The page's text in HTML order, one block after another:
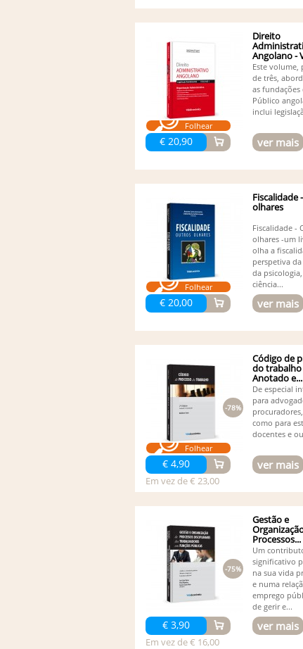
Folhear
€ 20,90
Direito
Angolano -
Organ....
Este volume,
de três,
as
Público
inclui
ver mais
Folhear
€ 20,00
Fiscalidade
olhares
Fiscalidade -
olhares -um
olha a
perspetiva
da
ciência...
ver mais
Folhear
€ 4,90
Em vez de € 23,00
-78%
Código de
do trabalho
Anotado e...
De especial
para
como para
docentes e
ver mais
€ 3,90
Em vez de € 16,00
-75%
Gestão e
Processos...
Um
significativo
na sua vida
e numa
emprego
de gerir e...
ver mais